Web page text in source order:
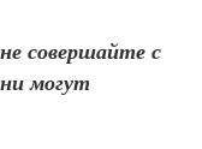
совершайте с
могут